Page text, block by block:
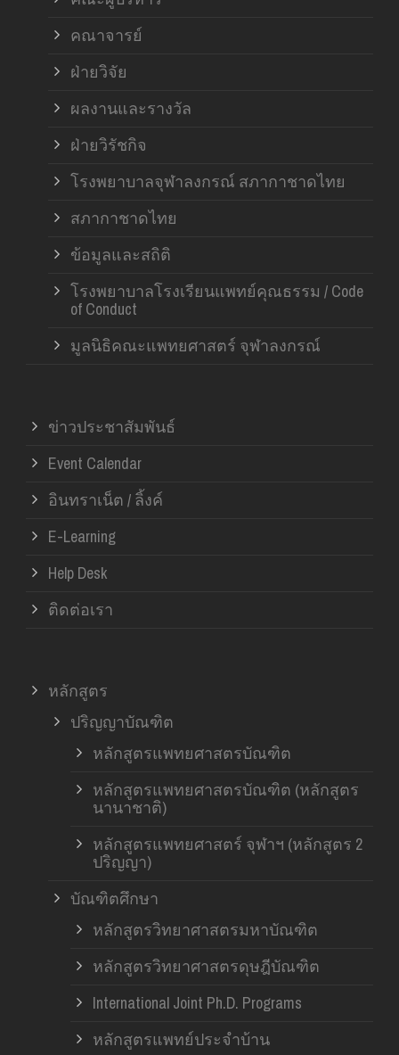
คณาจารย์
ฝ่ายวิจัย
ผลงานและรางวัล
ฝ่ายวิรัชกิจ
โรงพยาบาลจุฬาลงกรณ์ สภากาชาดไทย
สภากาชาดไทย
ข้อมูลและสถิติ
โรงพยาบาลโรงเรียนแพทย์คุณธรรม / Code
of Conduct
มูลนิธิคณะแพทยศาสตร์ จุฬาลงกรณ์
ข่าวประชาสัมพันธ์
Event Calendar
อินทราเน็ต / ลิ้งค์
E-Learning
Help Desk
ติดต่อเรา
หลักสูตร
ปริญญาบัณฑิต
หลักสูตรแพทยศาสตรบัณฑิต
หลักสูตรแพทยศาสตรบัณฑิต (หลักสูตร
นานาชาติ)
หลักสูตรแพทยศาสตร์ จุฬาฯ (หลักสูตร 2
ปริญญา)
บัณฑิตศึกษา
หลักสูตรวิทยาศาสตรมหาบัณฑิต
หลักสูตรวิทยาศาสตรดุษฎีบัณฑิต
International Joint Ph.D. Programs
หลักสูตรแพทย์ประจำบ้าน